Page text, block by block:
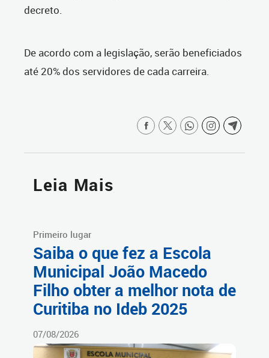
decreto.
De acordo com a legislação, serão beneficiados
até 20% dos servidores de cada carreira.
Leia Mais
Primeiro lugar
Saiba o que fez a Escola
Municipal João Macedo
Filho obter a melhor nota de
Curitiba no Ideb 2025
07/08/2026